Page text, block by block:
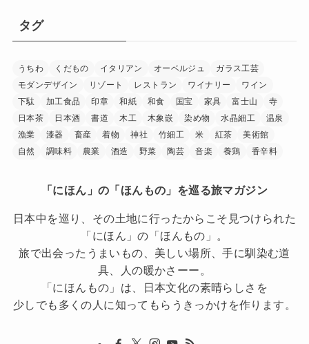
タグ
うちわ くだもの イタリアン オーベルジュ
ガラス工芸
モダンデザイン
リゾート レストラン ワイナリー
ワイン
下駄
加工食品 印章 和紙 和食 国宝 家具 富士山
寺
日本茶
日本酒 書道 木工 木象嵌 染め物 水晶細工
温泉
漁業
漆器 畜産 着物 神社 竹細工 米 紅茶
美術館
自然
調味料 農業 酒造 野菜 陶芸 音楽 養鶏 香辛料
「にほん」の「ほんもの」を巡る旅マガジン
日本中を巡り、その土地に行ったからこそ見つけられた
「にほん」の「ほんもの」。
旅で出会ったうまいもの、美しい場所、手に馴染む道
具、人の暖かさーー。
「にほんもの」は、日本文化の素晴らしさを
少しでも多くの人に知ってもらうきっかけを作ります。